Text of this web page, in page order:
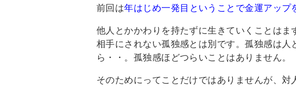
前回は年はじめ一発目ということで金運アップ
他人とかかわりを持たずに生きていくことは
相手にされない孤独感とは別です。孤独感は
ら・・。孤独感ほどつらいことはありません。
そのためにってことだけではありませんが、